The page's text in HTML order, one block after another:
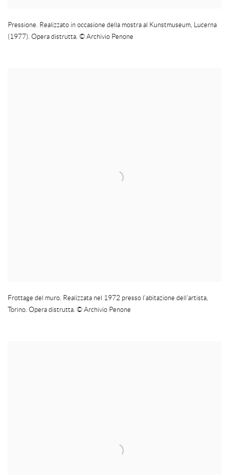
Pressione. Realizzato in occasione della mostra al Kunstmuseum, Lucerna
(1977). Opera distrutta. © Archivio Penone
Frottage del muro. Realizzata nel 1972 presso l’abitazione dell’artista,
Torino. Opera distrutta. © Archivio Penone